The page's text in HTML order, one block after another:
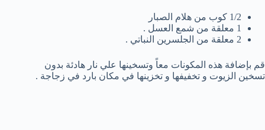
1/2 كوب من هلام الصبار
1 معلقة من شمع العسل .
2 معلقة من الجلسرين النباتي .
قم بإضافة هذه المكونات معاً وتسخينها علي نار هادئة بدون
تسخين الزيوت و تخفيفها و تخزينها في مكان بارد في زجاجة .